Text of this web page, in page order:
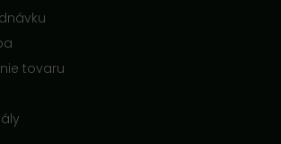
tovaru